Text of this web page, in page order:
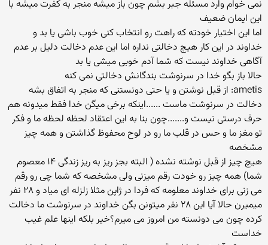
نمی خوام وارد مسئله جبر بشم چون باز میشه منجر به کفرت میشه با
این ایمان ضعیف
اما این اختیار خودته که راهت رو انتخاب کنی خوب باشی یا بد و
خداوند در این کار هیچ دخالتی نداره اما این عدم دخالت دلیل بر عدم
آگاهی خداوند نیست که شما آدم خوبی میشی یا بد
حالا باز بگو خدا در سرنوشت بندگانش دخالتی نمی کنه
ametis: از قبل نوشتن و یا حتی دونستنی که منجر به اتفاق بشه
دخالت در سرنوشت ماست ......اینکه برخی میگن خدا فقط میدونه هم
حرف درستی نیست و.......چون بنا به این اعتقاد لحظه لحظه ما و فکر
تو مغز ما و حس در قلب ما رو در لوح محفوظ گذاشتن و همه چیز
مشخصه
هیچ چیز از قبل نوشته نشده ( البته بجز ریز به ریز زندگی ۱۴ معصوم
شما) همه چیز رو خودت رقم میزنی ولی مشخصه که شما چی رو رقم
می زنی برای خداوند معلومه که فردا در ژاپن مثلا زلزله ای میاد و ۲۸ نفر
میمیرن حالا آیا این ۲۸ نفر میتونن بگن خداوند در سرنوشت ما دخالت
کرده چون می دونسته من امروز می میرم؟خیر بلکه اینها علم غیب
خداست